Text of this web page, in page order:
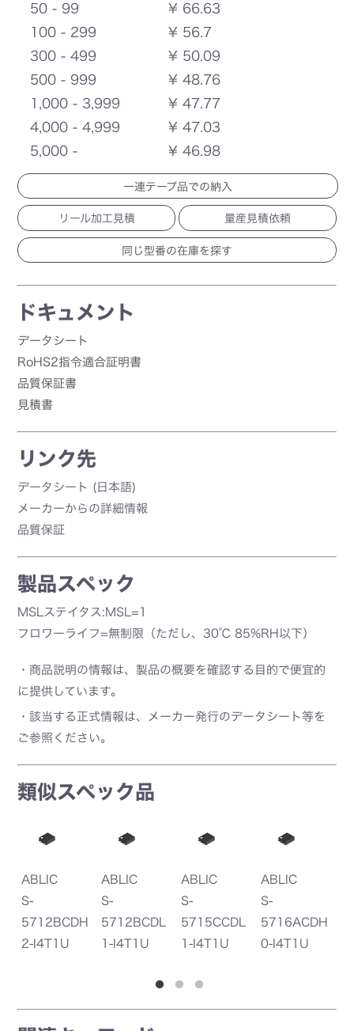
50 - 99
¥ 66.63
100 - 299
¥ 56.7
300 - 499
¥ 50.09
500 - 999
¥ 48.76
1,000 - 3,999
¥ 47.77
4,000 - 4,999
¥ 47.03
5,000 -
¥ 46.98
一連テープ品での納入
リール加工見積 量産見積依頼
ドキュメント
データシート
RoHS2指令適合証明書
品質保証書
見積書
リンク先
データシート (日本語)
メーカーからの詳細情報
品質保証
製品スペック
MSLステイタス:MSL=1
フロワーライフ=無制限（ただし、30℃ 85%RH以下）
・商品説明の情報は、製品の概要を確認する目的で便宜的
に提供しています。
・該当する正式情報は、メーカー発行のデータシート等を
ご参照ください。
類似スペック品
ABLIC
S-
5712BCDL
1-I4T1U
ABLIC
S-
5715CCDL
1-I4T1U
ABLIC
S-
5716ACDH
0-I4T1U
ABLIC
S-
5712CCSL
1-I4T1U